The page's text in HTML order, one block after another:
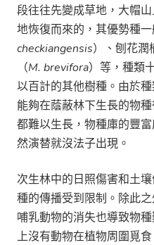
段往往先變成草地，大帽
地恢復而來的，其優勢種
checkiangensis）、刨花潤
（M. brevifora）等，種類
以百計的其他樹種。由於
能夠在蔭蔽林下生長的物
都難以生長，物種庫的豐
然演替就沒法子出現。
次生林中的日照傷害和土
種的傳播受到限制。除此
哺乳動物的消失也導致物
上沒有動物在植物周圍覓